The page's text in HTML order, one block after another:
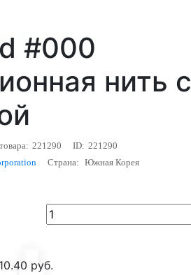
#000
нить с
221290 ID: 221290
Страна: Южная Корея
руб.